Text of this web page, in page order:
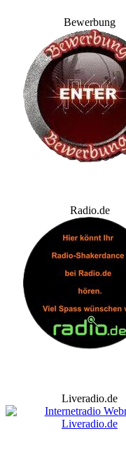
Bewerbung
Radio.de
Liveradio.de